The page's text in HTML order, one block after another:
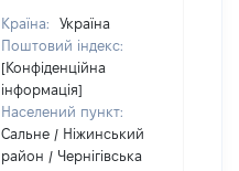
Країна:
Україна
Поштовий індекс:
[Конфіденційна
інформація]
Населений пункт:
Сальне / Ніжинський
район / Чернігівська